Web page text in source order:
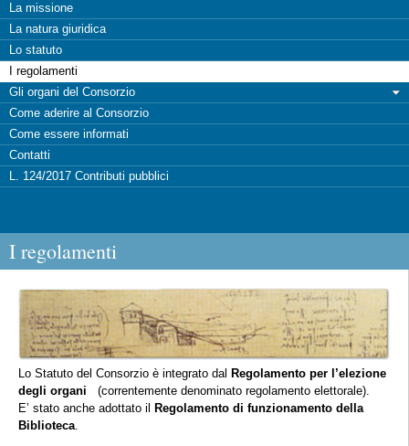
La missione
La natura giuridica
Lo statuto
I regolamenti
Gli organi del Consorzio
Come aderire al Consorzio
Come essere informati
Contatti
L. 124/2017 Contributi pubblici
I regolamenti
Lo Statuto del Consorzio è integrato dal Regolamento per l’elezione
degli organi
(correntemente denominato regolamento elettorale).
E’ stato anche adottato il Regolamento di funzionamento della
Biblioteca